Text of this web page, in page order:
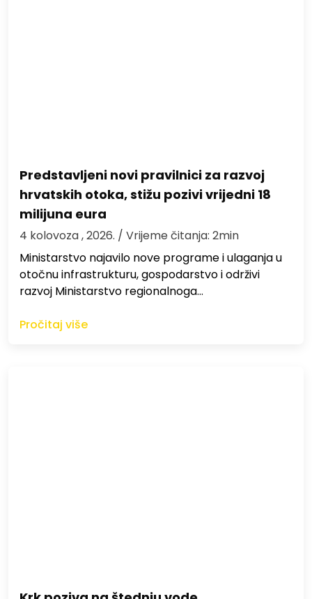
Predstavljeni novi pravilnici za razvoj
hrvatskih otoka, stižu pozivi vrijedni 18
milijuna eura
4 kolovoza , 2026. / Vrijeme čitanja: 2min
Ministarstvo najavilo nove programe i ulaganja u
otočnu infrastrukturu, gospodarstvo i održivi
razvoj Ministarstvo regionalnoga…
Pročitaj više